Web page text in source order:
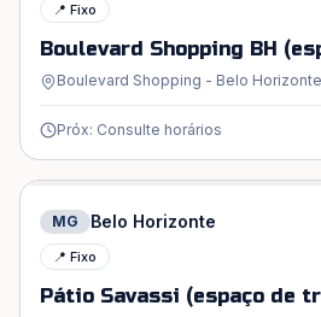
📍 Fixo
Boulevard Shopping BH
Boulevard Shopping - Belo
Próx: Consulte horários
MG Belo Horizonte
📍 Fixo
Pátio Savassi (espaço de